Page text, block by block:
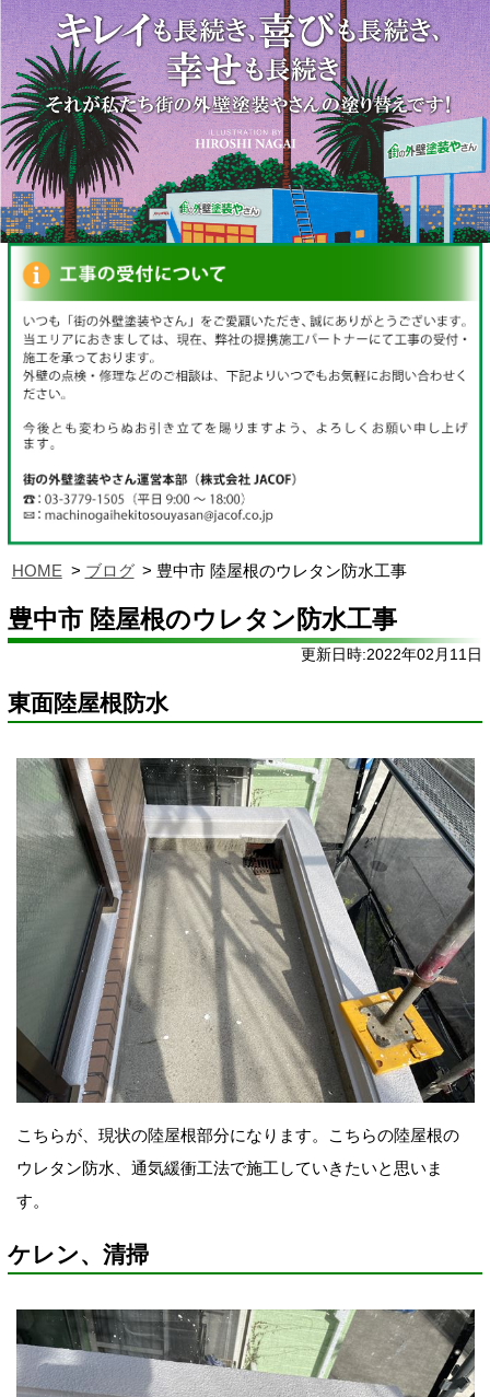
HOME ブログ 豊中市 陸屋根のウレタン防水工事
豊中市 陸屋根のウレタン防水工事
更新日時:2022年02月11日
東面陸屋根防水
こちらが、現状の陸屋根部分になります。こちらの陸屋根の
ウレタン防水、通気緩衝工法で施工していきたいと思いま
す。
ケレン、清掃